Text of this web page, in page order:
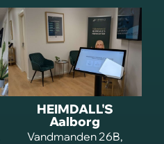
HEIMDALL'S
Aalborg
Vandmanden 26B,